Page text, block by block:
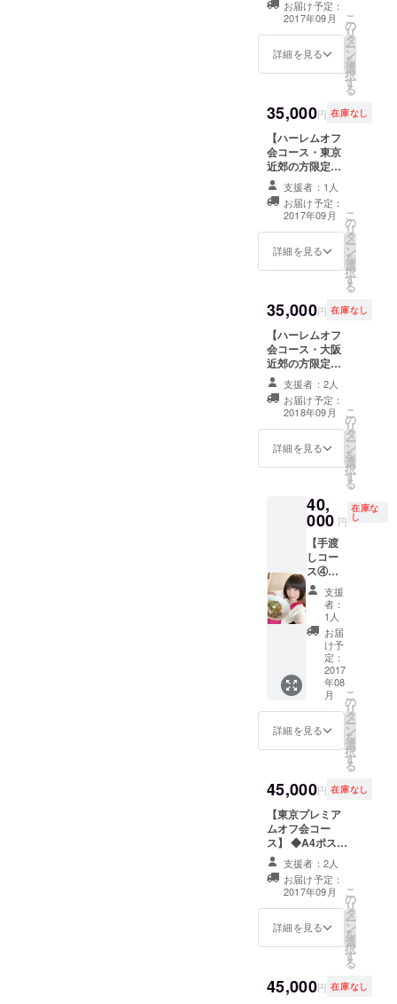
の撮影
(衣装2
着以上
の場
含みま
す)、個
撮で
じっく
り作品
撮りで
きま
す。
※1〜2
着。衣
装相談
製ポストカード
＆特製缶バッジ
・支援者の皆様
への特別お礼動
ツ ・2017年生誕
GOLD
EXPELIENCE
しょこらパート
DVD ◆お手紙
◆写真集撮影時
のチェキ3枚set
◆オフショット
ROM写真集 ◆あ
したボイスメッ
セージCD
お届け予定：
2017年09月
詳細を見る
こ
の
リ
タ
ー
ン
を
選
択
す
る
35,000円 在庫なし
【ハーレムオフ
会コース・東京
近郊の方限定】
◆A4ポスターラ
ミカ(オフ会コー
ス限定柄)裏一面
にメッセージ ◆
写真集撮影時の
チェキ3枚set ◆
権利 ※【ハーレ
ムオフ会コー
ス】、【プレミ
アムオフ会コー
ス】は既にスペ
シャルオフ会、
お店貸切オフ
会、個別撮影会
のコースをご選
いただけません
のでご注意くだ
しょこら本人、
アイドルゲスト1
人とあなたでカ
フェやカラオケ
などに行けるイ
ベントです。 ※
場所は都内に
て、日時は後日
相談、お時間は3
時間以内です。
※飲食代、交通費
などのかかる費
用はご負担お願
いします。 ※公
共交通機関以外
せん。 ※ゲスト
のアイドルはこ
※本人が大阪在住
られます。東京
近郊にお住まい
で、平日昼間、
平日夜間、土日
のお昼などでご
予定をあけやす
支援者：1人
お届け予定：
2017年09月
詳細を見る
こ
の
リ
タ
ー
ン
を
選
択
す
る
35,000円 在庫なし
【ハーレムオフ
会コース・大阪
近郊の方限定】
◆A4ポスターラ
ミカ(オフ会コー
ス限定柄)裏一面
にメッセージ) ◆
写真集撮影時の
チェキ3枚set ◆
ムオフ会コー
アムオフ会コー
ス】は既にスペ
シャルオフ会、
お店貸切オフ
会、個別撮影会
のコースをご選
択の方はお選び
いただけません
のでご注意くだ
さい。 ※ハーレ
ムオフ会とは、
しょこら本人、
アイドルゲスト1
人とあなたでカ
フェやカラオケ
場所は大阪市内
にて、日時は後
日相談、お時間
は2時間以内で
す。 ※飲食代、
交通費などのか
かる費用はご負
担お願いしま
す。 ※公共交通
はできません。
※ゲストのアイド
ます。 ※大阪近
支援者：2人
お届け予定：
2018年09月
詳細を見る
こ
の
リ
タ
ー
ン
を
選
択
す
る
40,
000 円
在庫な
し
【手渡
しコー
ス④】
・お渡
し会&サ
イン会
参加権
・写真
集 ・生
写真
(A、
B、C)
フルコ
ンプ ・
特製ポ
スト
カード&
特製缶
バッジ
・ア
ザー
カット
・2017
年生誕
GOLD
EXPELI
ENCE
・非売
品CF限
支援
者：
1人
お届
け予
定：
2017
年08
月
詳細を見る
こ
の
リ
タ
ー
ン
を
選
択
す
る
45,000円 在庫なし
【東京プレミア
ムオフ会コー
ス】 ◆A4ポス
ターラミカ(オフ
会コース限定柄)
裏一面にメッ
セージ) ◆写真集
撮影時のチェキ3
枚set ◆オフ
オフ会 ※【ハー
レムオフ会コー
支援者：2人
お届け予定：
2017年09月
詳細を見る
こ
の
リ
タ
ー
ン
を
選
択
す
る
45,000円 在庫なし